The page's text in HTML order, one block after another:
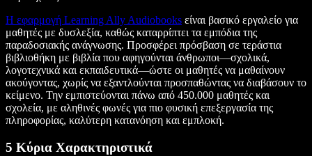
Η εφαρμογή Learning Ally Audiobooks είναι βασικό εργαλείο για
μαθητές με δυσλεξία, καθώς καταρρίπτει τα εμπόδια της
παραδοσιακής ανάγνωσης. Προσφέρει πρόσβαση σε τεράστια
βιβλιοθήκη με βιβλία που αφηγούνται άνθρωποι—σχολικά,
λογοτεχνικά και εκπαιδευτικά—ώστε οι μαθητές να μαθαίνουν
ακούγοντας, χωρίς να εξαντλούνται προσπαθώντας να διαβάσουν το
κείμενο. Την εμπιστεύονται πάνω από 450.000 μαθητές και
σχολεία, με αληθινές φωνές για πιο φυσική επεξεργασία της
πληροφορίας, καλύτερη κατανόηση και εμπλοκή.
5 Κύρια Χαρακτηριστικά